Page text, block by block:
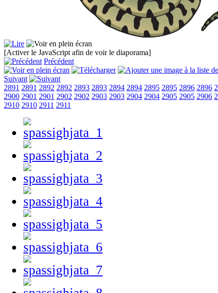
[Activer le JavaScript afin de voir le diaporama]
Précédent
Suivant
2891 2891 2892 2892 2893 2893 2894 2894 2895 2895 2896 2896
2900 2901 2901 2902 2902 2903 2903 2904 2904 2905 2905 2906
2910 2910 2911 2911